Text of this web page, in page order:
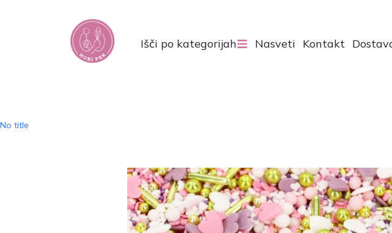
Išči po kategorijah Nasveti Kontakt
No title